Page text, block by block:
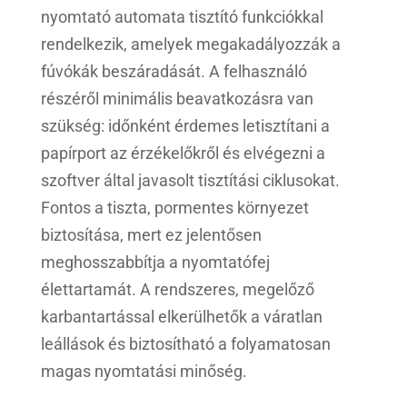
nyomtató automata tisztító funkciókkal
rendelkezik, amelyek megakadályozzák a
fúvókák beszáradását. A felhasználó
részéről minimális beavatkozásra van
szükség: időnként érdemes letisztítani a
papírport az érzékelőkről és elvégezni a
szoftver által javasolt tisztítási ciklusokat.
Fontos a tiszta, pormentes környezet
biztosítása, mert ez jelentősen
meghosszabbítja a nyomtatófej
élettartamát. A rendszeres, megelőző
karbantartással elkerülhetők a váratlan
leállások és biztosítható a folyamatosan
magas nyomtatási minőség.